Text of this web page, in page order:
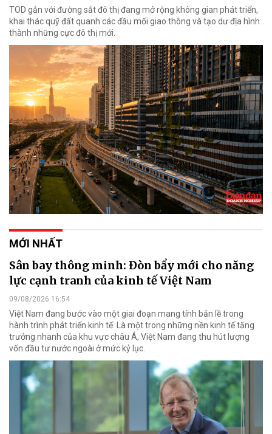
TOD gắn với đường sắt đô thị đang mở rộng không gian phát triển,
khai thác quỹ đất quanh các đầu mối giao thông và tạo dư địa hình
thành những cực đô thị mới.
MỚI NHẤT
Sân bay thông minh: Đòn bẩy mới cho năng
lực cạnh tranh của kinh tế Việt Nam
09/08/2026 16:54
Việt Nam đang bước vào một giai đoạn mang tính bản lề trong
hành trình phát triển kinh tế. Là một trong những nền kinh tế tăng
trưởng nhanh của khu vực châu Á, Việt Nam đang thu hút lượng
vốn đầu tư nước ngoài ở mức kỷ lục.